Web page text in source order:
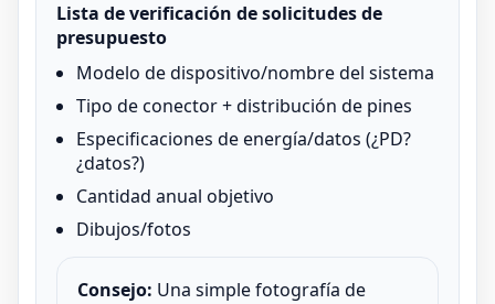
Lista de verificación de solicitudes de
presupuesto
Modelo de dispositivo/nombre del sistema
Tipo de conector + distribución de pines
Especificaciones de energía/datos (¿PD?
¿datos?)
Cantidad anual objetivo
Dibujos/fotos
Consejo: Una simple fotografía de